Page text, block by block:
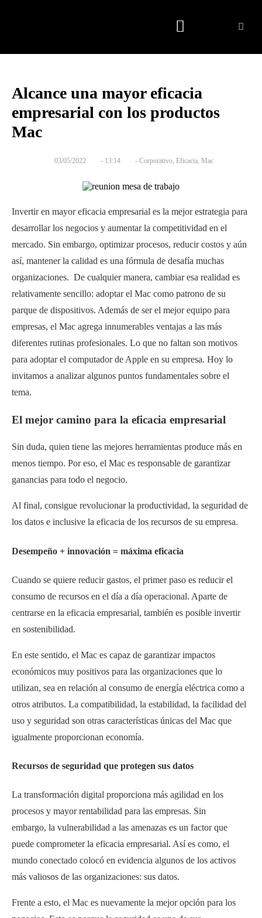
Alcance una mayor eficacia
empresarial con los productos
Mac
03/05/2022 - 13:14 - Corporativo Eficacia Mac
Invertir en mayor eficacia empresarial es la mejor estrategia para
desarrollar los negocios y aumentar la competitividad en el
mercado. Sin embargo, optimizar procesos, reducir costos y aún
así, mantener la calidad es una fórmula de desafía muchas
organizaciones. De cualquier manera, cambiar esa realidad es
relativamente sencillo: adoptar el Mac como patrono de su
parque de dispositivos. Además de ser el mejor equipo para
empresas, el Mac agrega innumerables ventajas a las más
diferentes rutinas profesionales. Lo que no faltan son motivos
para adoptar el computador de Apple en su empresa. Hoy lo
invitamos a analizar algunos puntos fundamentales sobre el
tema.
El mejor camino para la eficacia empresarial
Sin duda, quien tiene las mejores herramientas produce más en
menos tiempo. Por eso, el Mac es responsable de garantizar
ganancias para todo el negocio.
Al final, consigue revolucionar la productividad, la seguridad de
los datos e inclusive la eficacia de los recursos de su empresa.
Desempeño + innovación = máxima eficacia
Cuando se quiere reducir gastos, el primer paso es reducir el
consumo de recursos en el día a día operacional. Aparte de
centrarse en la eficacia empresarial, también es posible invertir
en sostenibilidad.
En este sentido, el Mac es capaz de garantizar impactos
económicos muy positivos para las organizaciones que lo
utilizan, sea en relación al consumo de energía eléctrica como a
otros atributos. La compatibilidad, la estabilidad, la facilidad del
uso y seguridad son otras características únicas del Mac que
igualmente proporcionan economía.
Recursos de seguridad que protegen sus datos
La transformación digital proporciona más agilidad en los
procesos y mayor rentabilidad para las empresas. Sin
embargo, la vulnerabilidad a las amenazas es un factor que
puede comprometer la eficacia empresarial. Así es como, el
mundo conectado colocó en evidencia algunos de los activos
más valiosos de las organizaciones: sus datos.
Frente a esto, el Mac es nuevamente la mejor opción para los